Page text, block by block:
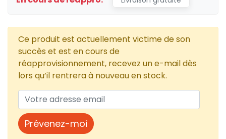
Ce produit est actuellement victime de son
succès et est en cours de
réapprovisionnement, recevez un e-mail dès
lors qu’il rentrera à nouveau en stock.
Prévenez-moi